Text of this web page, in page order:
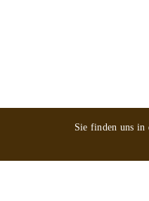
Sie finden uns in